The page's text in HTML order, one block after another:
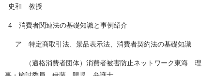
史和 教授
4 消費者関連法の基礎知識と事例紹介
ア 特定商取引法、景品表示法、消費者契約法の基礎知識
（適格消費者団体）消費者被害防止ネットワーク東海 理